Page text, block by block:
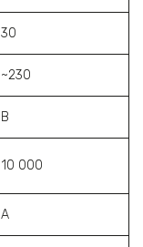
30
~230
В
10 000
A